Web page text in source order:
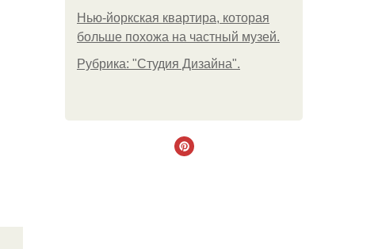
Нью-йоркская квартира, которая
больше похожа на частный музей.
Рубрика: "Студия Дизайна".